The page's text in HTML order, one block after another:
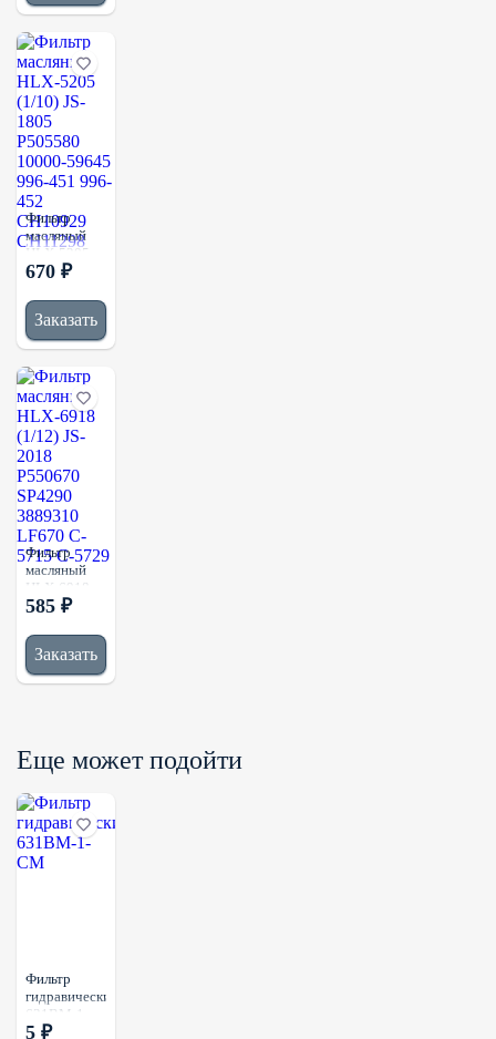
10000-
10000-
71714 901-
102 934-623
Фильтр
масляный
HLX-5205
(1/10) JS-
P505580
10000-
59645 996-
CH10929
CH11298
670 ₽
Заказать
Фильтр
масляный
HLX-6918
(1/12) JS-
P550670
SP4290
3889310
585 ₽
Заказать
Еще может подойти
Фильтр
гидравический
631BM-1-
CM
5 ₽